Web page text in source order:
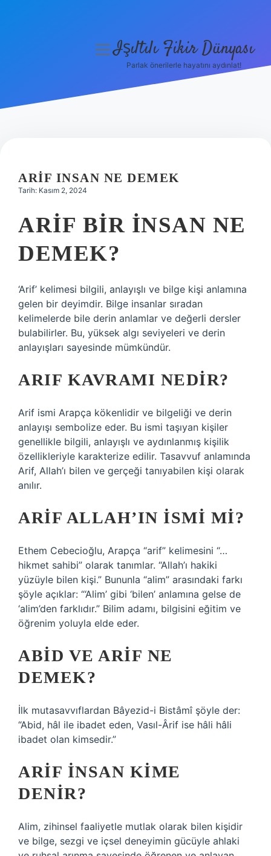
menüyüIşıltılı Fikir Dünyası
Parlak önerilerle hayatını aydınlat!
ARIF INSAN NE DEMEK
Tarih: Kasım 2, 2024
ARIF BIR INSAN NE
DEMEK?
‘Arif’ kelimesi bilgili, anlayışlı ve bilge kişi anlamına
gelen bir deyimdir. Bilge insanlar sıradan
kelimelerde bile derin anlamlar ve değerli dersler
bulabilirler. Bu, yüksek algı seviyeleri ve derin
anlayışları sayesinde mümkündür.
ARIF KAVRAMI NEDIR?
Arif ismi Arapça kökenlidir ve bilgeliği ve derin
anlayışı sembolize eder. Bu ismi taşıyan kişiler
genellikle bilgili, anlayışlı ve aydınlanmış kişilik
özellikleriyle karakterize edilir. Tasavvuf anlamında
Arif, Allah’ı bilen ve gerçeği tanıyabilen kişi olarak
anılır.
ARIF ALLAH’IN ISMI MI?
Ethem Cebecioğlu, Arapça “arif” kelimesini “…
hikmet sahibi” olarak tanımlar. “Allah’ı hakiki
yüzüyle bilen kişi.” Bununla “alim” arasındaki farkı
şöyle açıklar: “‘Alim’ gibi ‘bilen’ anlamına gelse de
‘alim’den farklıdır.” Bilim adamı, bilgisini eğitim ve
öğrenim yoluyla elde eder.
ABID VE ARIF NE
DEMEK?
İlk mutasavvıflardan Bâyezid-i Bistâmî şöyle der:
“Abid, hâl ile ibadet eden, Vasıl-Ârif ise hâli hâli
ibadet olan kimsedir.”
ARIF INSAN KIME
DENIR?
Alim, zihinsel faaliyetle mutlak olarak bilen kişidir
ve bilge, sezgi ve içsel deneyimin gücüyle ahlaki